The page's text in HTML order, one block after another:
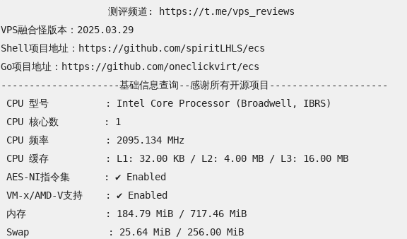
                   测评频道: https://t.me/vps_reviews
VPS融合怪版本：2025.03.29
Shell项目地址：https://github.com/spiritLHLS/ecs
Go项目地址：https://github.com/oneclickvirt/ecs
---------------------基础信息查询--感谢所有开源项目---------------------
CPU 型号          : Intel Core Processor (Broadwell, IBRS)
CPU 核心数        : 1
CPU 频率          : 2095.134 MHz
CPU 缓存          : L1: 32.00 KB / L2: 4.00 MB / L3: 16.00 MB
AES-NI指令集      : ✔ Enabled
VM-x/AMD-V支持    : ✔ Enabled
内存              : 184.79 MiB / 717.46 MiB
Swap              : 25.64 MiB / 256.00 MiB